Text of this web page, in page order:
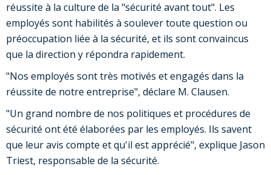
réussite à la culture de la "sécurité avant tout". Les
employés sont habilités à soulever toute question ou
préoccupation liée à la sécurité, et ils sont convaincus
que la direction y répondra rapidement.
"Nos employés sont très motivés et engagés dans la
réussite de notre entreprise", déclare M. Clausen.
"Un grand nombre de nos politiques et procédures de
sécurité ont été élaborées par les employés. Ils savent
que leur avis compte et qu'il est apprécié", explique Jason
Triest, responsable de la sécurité.